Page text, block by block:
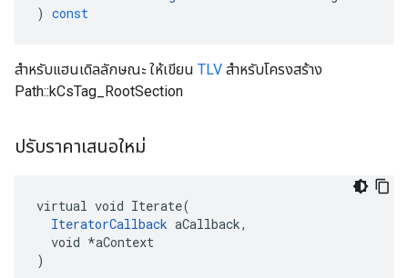
) const
สำหรับแฮนเดิลลักษณะ ให้เขียน TLV สำหรับโครงสร้าง
Path::kCsTag_RootSection
ปรับราคาเสนอใหม่
virtual void Iterate(
IteratorCallback aCallback,
  void *aContext
)